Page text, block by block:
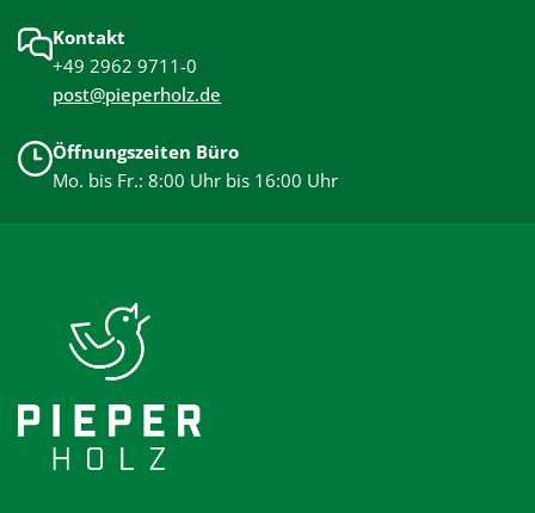
Kontakt
+49 2962 9711-0
post@pieperholz.de
Öffnungszeiten Büro
Mo. bis Fr.: 8:00 Uhr bis 16:00 Uhr